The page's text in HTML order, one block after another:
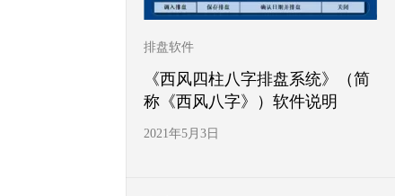
排盘软件
《西风四柱八字排盘系统》（简
称《西风八字》）软件说明
2021年5月3日